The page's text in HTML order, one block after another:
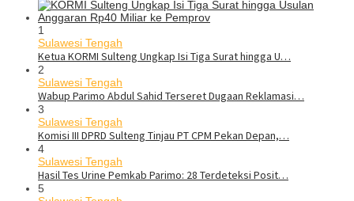
1
Sulawesi Tengah
Ketua KORMI Sulteng Ungkap Isi Tiga Surat hingga U…
2
Sulawesi Tengah
Wabup Parimo Abdul Sahid Terseret Dugaan Reklamasi…
3
Sulawesi Tengah
Komisi III DPRD Sulteng Tinjau PT CPM Pekan Depan,…
4
Sulawesi Tengah
Hasil Tes Urine Pemkab Parimo: 28 Terdeteksi Posit…
5